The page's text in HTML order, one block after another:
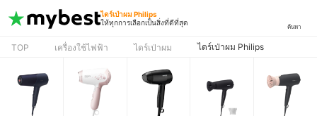
ไดร์เป่าผม Philips
ให้ทุกการเลือกเป็นสิ่งที่ดีที่สุด
ค้นหา
TOP เครื่องใช้ไฟฟ้า ไดร์เป่าผม ไดร์เป่าผม Philips